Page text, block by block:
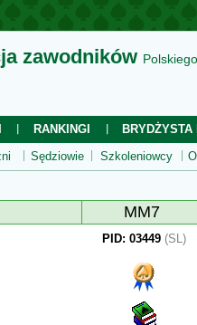
zawodników
RANKINGI
BRYDŻYSTA
Sędziowie Szkoleniowcy
MM7
PID: 03449 (SL)